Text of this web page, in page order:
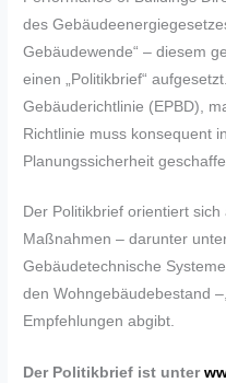
des
Gebäudewende“ – diesem
einen „Politikbrief“
Gebäuderichtlinie (EPBD),
Richtlinie muss konsequent
Planungssicherheit
Der Politikbrief orientiert
Maßnahmen – darunter
Gebäudetechnische
den Wohngebäudebestand
Empfehlungen abgibt.
Der Politikbrief ist unter